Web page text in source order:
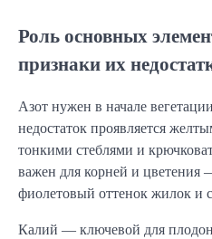
Роль основных
признаки их
Азот нужен в начале
недостаток проявляется
тонкими стеблями и
важен для корней и цветения
фиолетовый оттенок жилок и
Калий — ключевой для